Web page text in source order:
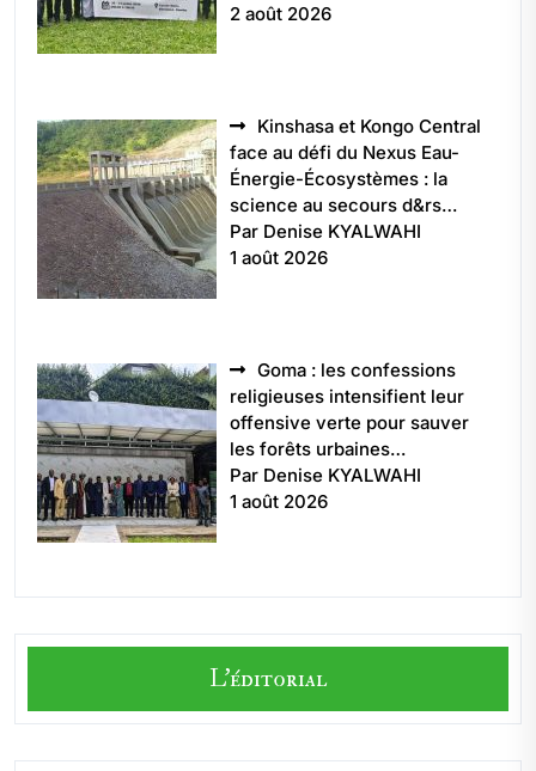
2 août 2026
Kinshasa et Kongo Central
face au défi du Nexus Eau-
Énergie-Écosystèmes : la
science au secours d&rs…
Par Denise KYALWAHI
1 août 2026
Goma : les confessions
religieuses intensifient leur
offensive verte pour sauver
les forêts urbaines…
Par Denise KYALWAHI
1 août 2026
L'éditorial